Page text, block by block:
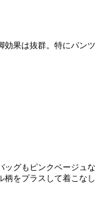
効果は抜群。特にパンツ
ッグもピンクベージュな
柄をプラスして着こなし